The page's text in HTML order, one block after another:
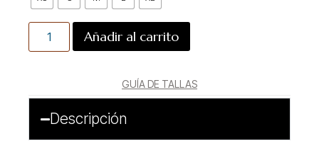
Añadir al carrito
GUÍA DE TALLAS
Descripción